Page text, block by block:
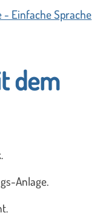
- Einfache Sprache
dem
Anlage.